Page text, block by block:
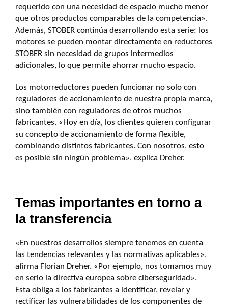
requerido con una necesidad de espacio mucho menor
que otros productos comparables de la competencia».
Además, STOBER continúa desarrollando esta serie: los
motores se pueden montar directamente en reductores
STOBER sin necesidad de grupos intermedios
adicionales, lo que permite ahorrar mucho espacio.
Los motorreductores pueden funcionar no solo con
reguladores de accionamiento de nuestra propia marca,
sino también con reguladores de otros muchos
fabricantes. «Hoy en día, los clientes quieren configurar
su concepto de accionamiento de forma flexible,
combinando distintos fabricantes. Con nosotros, esto
es posible sin ningún problema», explica Dreher.
Temas importantes en torno a
la transferencia
«En nuestros desarrollos siempre tenemos en cuenta
las tendencias relevantes y las normativas aplicables»,
afirma Florian Dreher. «Por ejemplo, nos tomamos muy
en serio la directiva europea sobre ciberseguridad».
Esta obliga a los fabricantes a identificar, revelar y
rectificar las vulnerabilidades de los componentes de